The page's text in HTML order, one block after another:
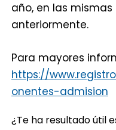
año, en las
anteriormente.
Para mayores
https://
onentes-admision
¿Te ha resultado útil